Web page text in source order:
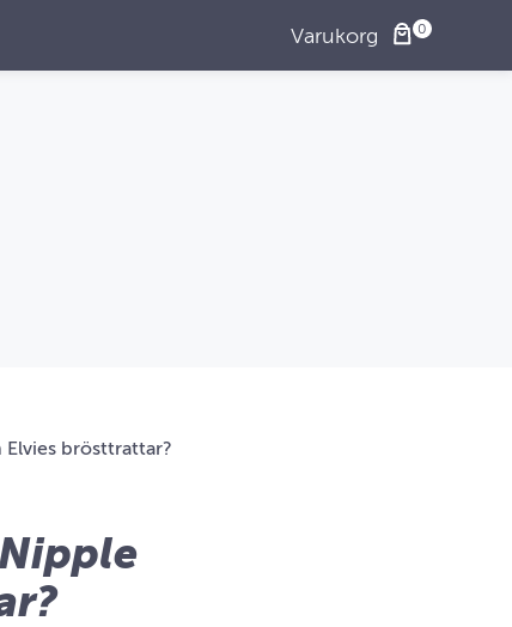
Varukorg
brösttrattar?